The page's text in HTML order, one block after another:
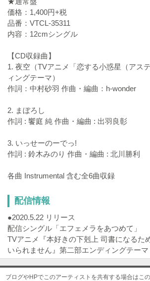
価格：1,400円+税
品番：VTCL-35311
内容：12cmシングル
【CD収録曲】
1. 夜空（TVアニメ「恋する小惑星（アス
ィングテーマ）
作詞：中村砂羽 作曲・編曲：h-wonder
2. まぼろし
作詞 : 饗庭 純 作曲・編曲 : 出羽良彰
3. いっせーのーでっ!
作詞 : 鈴木みのり 作曲・編曲 : 北川勝利
各曲 Instrumental 含む全6曲収録
配信情報
●2020.5.22 リリース
配信シングル「エフェメラをあつめて」
TVアニメ『本好きの下剋上 司書になるた
いられません』第二部エンディングテーマ
ブログやHPでこのアーティストを共有する場合はこ